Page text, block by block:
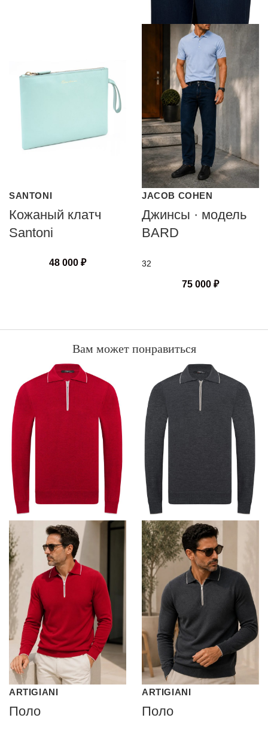
SANTONI
Кожаный клатч
Santoni
48 000 ₽
JACOB COHEN
Джинсы · модель
BARD
32
75 000 ₽
Вам может понравиться
ARTIGIANI
Поло
ARTIGIANI
Поло